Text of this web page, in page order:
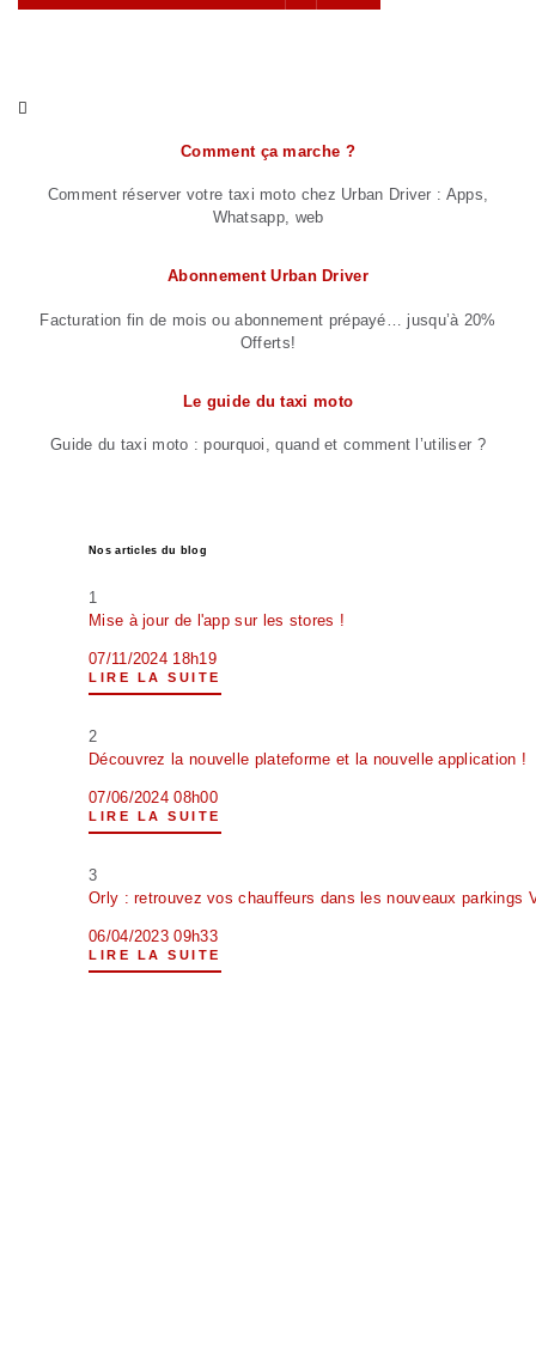
Comment ça marche ?
Comment réserver votre taxi moto chez Urban Driver : Apps,
Whatsapp, web
Abonnement Urban Driver
Facturation fin de mois ou abonnement prépayé… jusqu’à 20%
Offerts!
Le guide du taxi moto
Guide du taxi moto : pourquoi, quand et comment l’utiliser ?
Nos articles du blog
1
Mise à jour de l'app sur les stores !
07/11/2024 18h19
LIRE LA SUITE
2
Découvrez la nouvelle plateforme et la nouvelle application !
07/06/2024 08h00
LIRE LA SUITE
3
Orly : retrouvez vos chauffeurs dans les nouveaux parkings
06/04/2023 09h33
LIRE LA SUITE